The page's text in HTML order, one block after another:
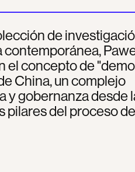
de
el concepto de
China, un complejo
y gobernanza desde
pilares del proceso de